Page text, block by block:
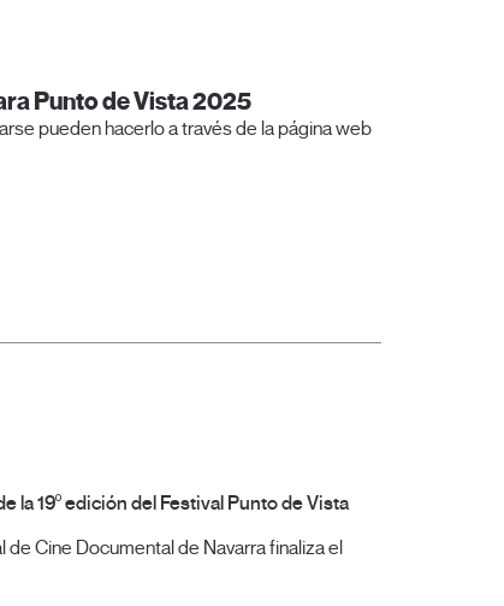
Punto de Vista 2025
pueden hacerlo a través de la página web
la 19º edición del Festival Punto de Vista
Cine Documental de Navarra finaliza el